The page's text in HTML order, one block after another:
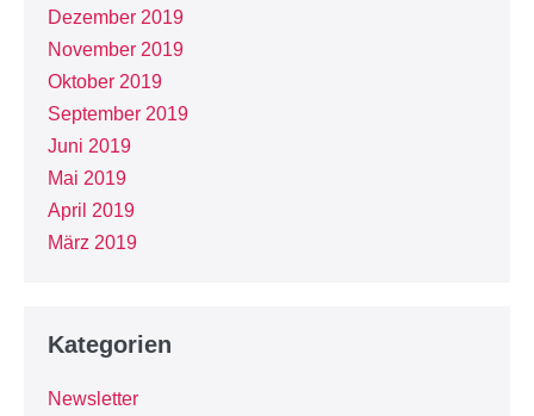
Dezember 2019
November 2019
Oktober 2019
September 2019
Juni 2019
Mai 2019
April 2019
März 2019
Kategorien
Newsletter